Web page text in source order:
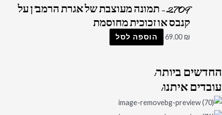
2709 – תמונה מעוצבת של אגרת הרמב"ן על
קנבס או זכוכית מחוסמת
69.00 ₪ הוספה לסל
החדשיםביותר:
עובדיםאיתנו: